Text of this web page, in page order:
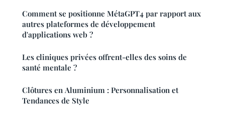
Comment se positionne MétaGPT4 par rapport aux
autres plateformes de développement
d'applications web ?
Les cliniques privées offrent-elles des soins de
santé mentale ?
Clôtures en Aluminium : Personnalisation et
Tendances de Style